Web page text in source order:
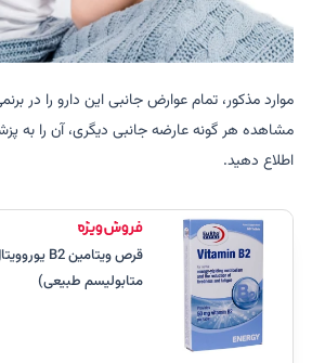
موارد مذکور، تمام عوارض جانبی این دارو را در
مشاهده هر گونه عارضه جانبی دیگری، آن را به
اطلاع دهید.
متابولیسم طبیعی)